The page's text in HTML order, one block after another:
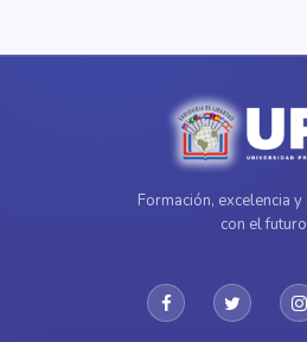
Formación, excelencia
con el